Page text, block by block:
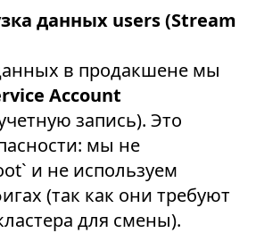
данных users (Stream
в продакшене мы
Account
запись). Это
мы не
и не используем
(так как они требуют
для смены).